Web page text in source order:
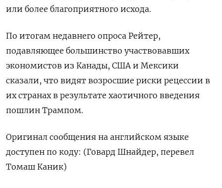
или более благоприятного исхода.
По итогам недавнего опроса Рейтер,
подавляющее большинство участвовавших
экономистов из Канады, США и Мексики
сказали, что видят возросшие риски рецессии в
их странах в результате хаотичного введения
пошлин Трампом.
Оригинал сообщения на английском языке
доступен по коду: (Говард Шнайдер, перевел
Томаш Каник)